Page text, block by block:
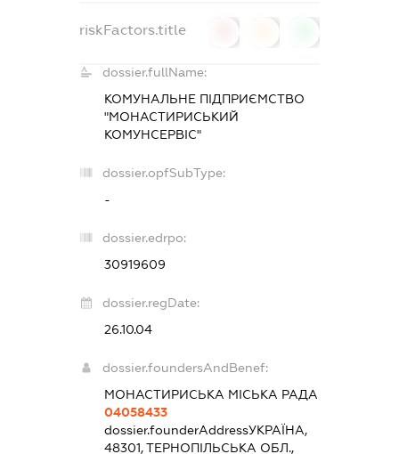
riskFactors.title
dossier.fullName:
КОМУНАЛЬНЕ ПІДПРИЄМСТВО
"МОНАСТИРИСЬКИЙ
КОМУНСЕРВІС"
dossier.opfSubType:
-
dossier.edrpo:
30919609
dossier.regDate:
26.10.04
dossier.foundersAndBenef:
МОНАСТИРИСЬКА МІСЬКА РАДА
04058433
dossier.founderAddressУКРАЇНА,
48301, ТЕРНОПІЛЬСЬКА ОБЛ.,